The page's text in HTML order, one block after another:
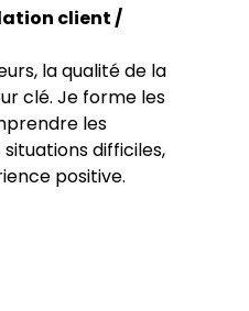
client /
clé. Je forme les
les
difficiles,
positive.